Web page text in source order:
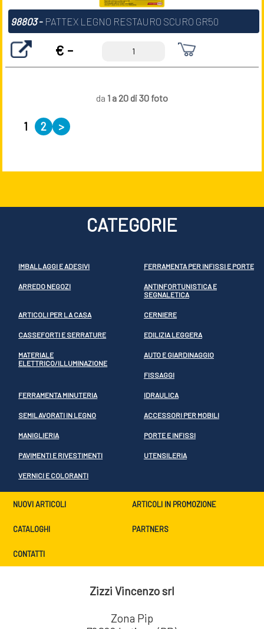
98803- PATTEX LEGNO RESTAURO SCURO GR50
€ -
da 1 a 20 di 30 foto
1 2 >
CATEGORIE
IMBALLAGGI E ADESIVI FERRAMENTA PER INFISSI E PORTE
ARREDO NEGOZI
ANTINFORTUNISTICA E
SEGNALETICA
ARTICOLI PER LA CASA CERNIERE
CASSEFORTI E SERRATURE EDILIZIA LEGGERA
MATERIALE
ELETTRICO/ILLUMINAZIONE
AUTO E GIARDINAGGIO
FISSAGGI
FERRAMENTA MINUTERIA IDRAULICA
SEMILAVORATI IN LEGNO ACCESSORI PER MOBILI
MANIGLIERIA PORTE E INFISSI
PAVIMENTI E RIVESTIMENTI UTENSILERIA
VERNICI E COLORANTI
NUOVI ARTICOLI ARTICOLI IN PROMOZIONE
CATALOGHI PARTNERS
CONTATTI
Zizzi Vincenzo srl
Zona Pip